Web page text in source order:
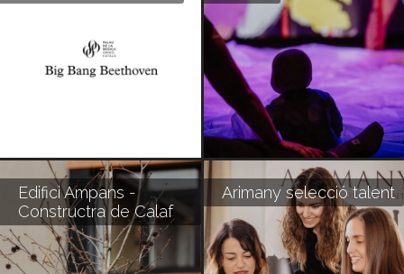
Edifici Ampans -
Constructra de Calaf
Arimany selecció talent